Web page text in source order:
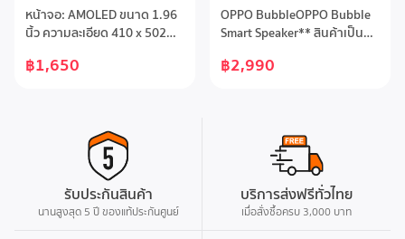
หน้าจอ: AMOLED ขนาด 1.96
นิ้ว ความละเอียด 410 x 502
บลูทูธได้ด้วยไมโครโฟนคู่พร้อม
Displayโหมดออกกำลังกาย: มี
ให้เลือกมากกว่า 150 โหมด
ระบบ GPS: GNSS 5 ระบบในตัว
เพื่อการติดตามกลางแจ้งที่
แม่นยำการติดตามสุขภาพ: วัด
฿1,650
OPPO BubbleOPPO Bubble
Smart Speaker** สินค้าเป็น
ทช์***รองรับการเชื่อมต่อผ่าน
สว่างสูงสุด 600
nitsBluetooth 5.2 และ Wi-Fi
2.4GHzแบตเตอรี่ 550 mAh
ชาร์จผ่าน USB Type-
Cมาตรฐานกันน้ำกันฝุ่น IP54
฿2,990
รับประกันสินค้า
นานสูงสุด 5 ปี ของแท้ประกันศูนย์
บริการส่งฟรีทั่วไทย
เมื่อสั่งซื้อครบ 3,000 บาท